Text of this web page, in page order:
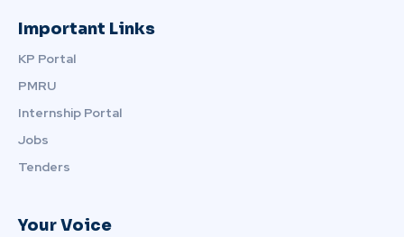
Important Links
KP Portal
PMRU
Internship Portal
Jobs
Tenders
Your Voice